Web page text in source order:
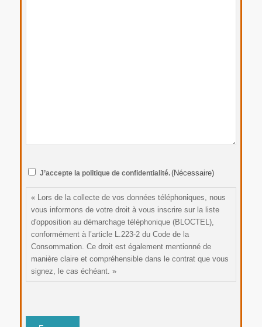
RGPDJ’accepte la politique de confidentialité.(Nécessaire)
« Lors de la collecte de vos données téléphoniques, nous
vous informons de votre droit à vous inscrire sur la liste
d'opposition au démarchage téléphonique (BLOCTEL),
conformément à l’article L.223-2 du Code de la
Consommation. Ce droit est également mentionné de
manière claire et compréhensible dans le contrat que vous
signez, le cas échéant. »